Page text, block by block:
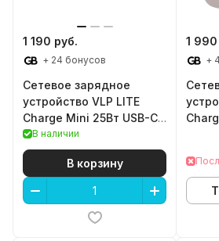
1 190 руб.
+ 24 бонусов
Сетевое зарядное
устройство VLP LITE
Charge Mini 25Вт USB-C
(White)
В наличии
В корзину
1 990
+